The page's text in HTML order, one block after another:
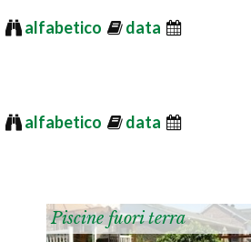
alfabetico data
alfabetico data
Piscine fuori terra